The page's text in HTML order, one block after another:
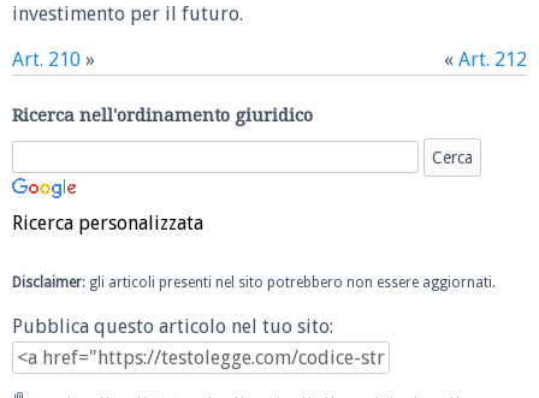
investimento per il futuro.
Art. 210 » « Art. 212
Ricerca nell'ordinamento giuridico
Ricerca personalizzata
Disclaimer: gli articoli presenti nel sito potrebbero non essere aggiornati.
Pubblica questo articolo nel tuo sito: